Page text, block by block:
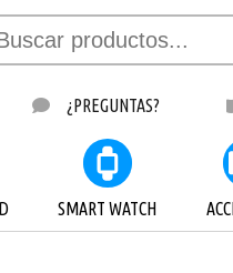
¿PREGUNTAS?
SMART WATCH